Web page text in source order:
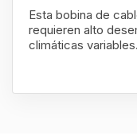
Esta bobina de
requieren alto
climáticas variables.